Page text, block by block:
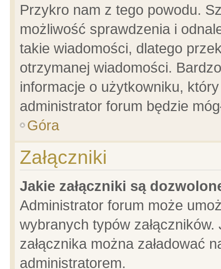
Przykro nam z tego powodu.
możliwość sprawdzenia i
takie wiadomości, dlatego
otrzymanej wiadomości.
informacje o użytkowniku,
administrator forum będzie
Góra
Załączniki
Jakie załączniki są
Administrator forum może
wybranych typów
załącznika można załadować
administratorem.